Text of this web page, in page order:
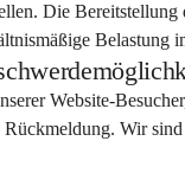
Die
Belastung
Website-
Wir